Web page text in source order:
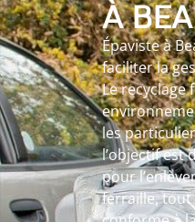
À
Épaviste à
faciliter la
Le recyclage
les
l’objectif est
pour
ferraille, tout